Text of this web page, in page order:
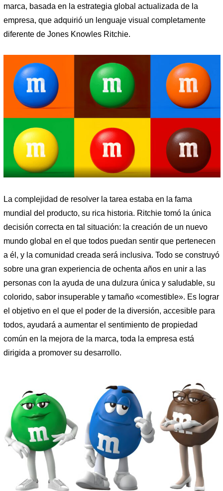
marca, basada en la estrategia global actualizada de la
empresa, que adquirió un lenguaje visual completamente
diferente de Jones Knowles Ritchie.
La complejidad de resolver la tarea estaba en la fama
mundial del producto, su rica historia. Ritchie tomó la única
decisión correcta en tal situación: la creación de un nuevo
mundo global en el que todos puedan sentir que pertenecen
a él, y la comunidad creada será inclusiva. Todo se construyó
sobre una gran experiencia de ochenta años en unir a las
personas con la ayuda de una dulzura única y saludable, su
colorido, sabor insuperable y tamaño «comestible». Es lograr
el objetivo en el que el poder de la diversión, accesible para
todos, ayudará a aumentar el sentimiento de propiedad
común en la mejora de la marca, toda la empresa está
dirigida a promover su desarrollo.